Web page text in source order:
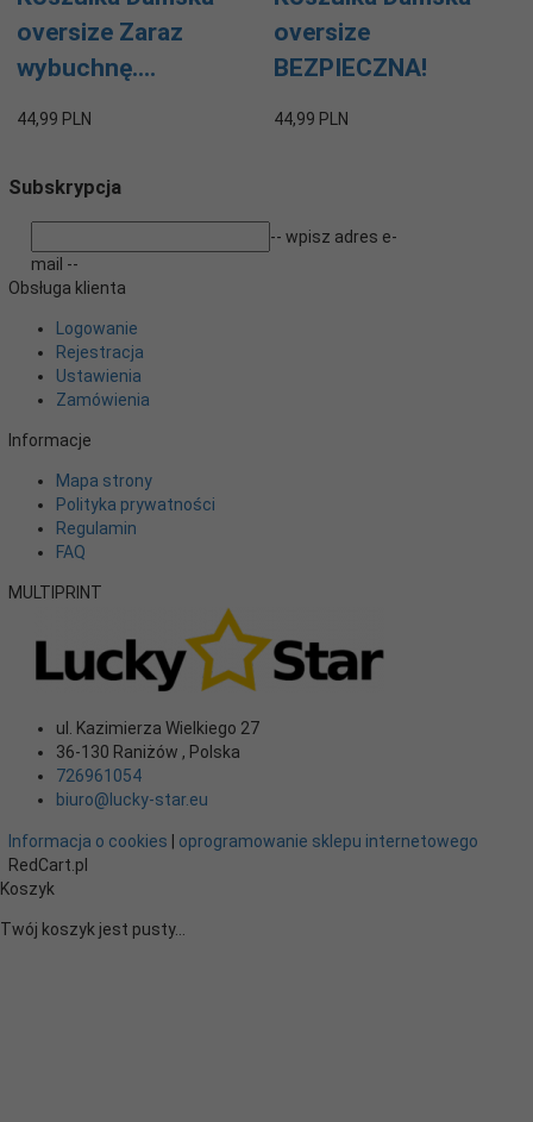
oversize Zaraz
wybuchnę....
44,99 PLN
oversize
BEZPIECZNA!
44,99 PLN
Subskrypcja
-- wpisz adres e-
mail --
Obsługa klienta
Logowanie
Rejestracja
Ustawienia
Zamówienia
Informacje
Mapa strony
Polityka prywatności
Regulamin
FAQ
MULTIPRINT
ul. Kazimierza Wielkiego 27
36-130 Raniżów , Polska
726961054
biuro@lucky-star.eu
Informacja o cookies | oprogramowanie sklepu internetowego
RedCart.pl
Koszyk
Twój koszyk jest pusty...